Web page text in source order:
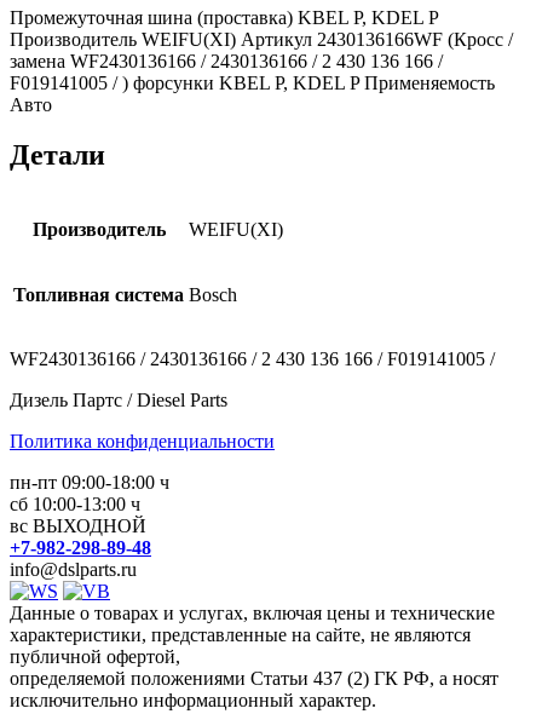
Промежуточная шина (проставка) KBEL P, KDEL P
Производитель WEIFU(XI) Артикул 2430136166WF (Кросс /
замена WF2430136166 / 2430136166 / 2 430 136 166 /
F019141005 / ) форсунки KBEL P, KDEL P Применяемость
Авто
Детали
Производитель WEIFU(XI)
Топливная система Bosch
WF2430136166 / 2430136166 / 2 430 136 166 / F019141005 /
Дизель Партс / Diesel Parts
Политика конфиденциальности
пн-пт 09:00-18:00 ч
сб 10:00-13:00 ч
вс ВЫХОДНОЙ
+7-982-298-89-48
info@dslparts.ru
Данные о товарах и услугах, включая цены и технические
характеристики, представленные на сайте, не являются
публичной офертой,
определяемой положениями Статьи 437 (2) ГК РФ, а носят
исключительно информационный характер.